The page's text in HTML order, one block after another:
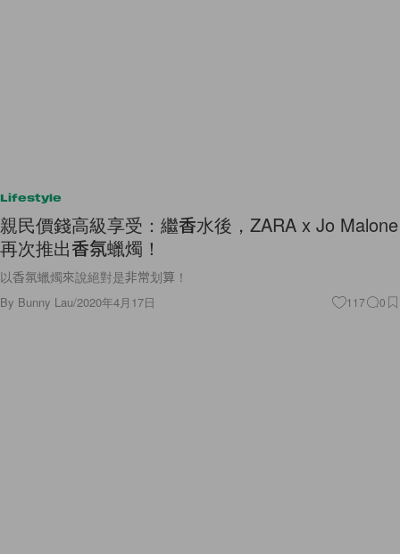
Lifestyle
親民價錢高級享受：繼香水後，ZARA x Jo Malone
再次推出香氛蠟燭！
以香氛蠟燭來說絕對是非常划算！
By Bunny Lau/2020年4月17日 117 0